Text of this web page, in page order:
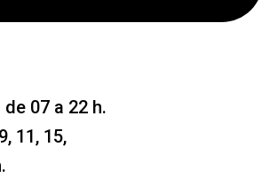
07 a 22 h.
11, 15,